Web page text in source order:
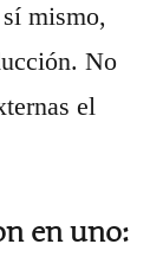
mismo,
No
el
en uno: